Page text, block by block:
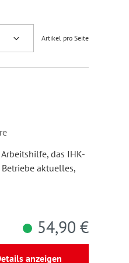
Artikel pro Seite
das IHK-
aktuelles,
54,90 €
anzeigen